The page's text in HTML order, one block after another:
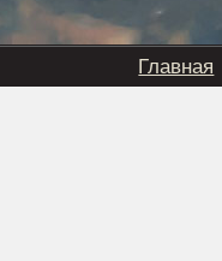
Главная